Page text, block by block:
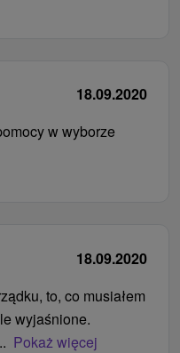
18.09.2020
w wyborze
18.09.2020
to, co musiałem
wyjaśnione.
Pokaż więcej